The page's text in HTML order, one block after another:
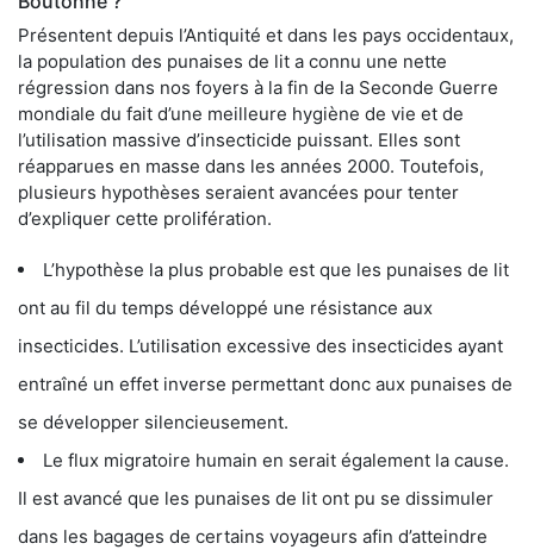
Présentent depuis l’Antiquité et dans les pays occidentaux,
la population des punaises de lit a connu une nette
régression dans nos foyers à la fin de la Seconde Guerre
mondiale du fait d’une meilleure hygiène de vie et de
l’utilisation massive d’insecticide puissant. Elles sont
réapparues en masse dans les années 2000. Toutefois,
plusieurs hypothèses seraient avancées pour tenter
d’expliquer cette prolifération.
L’hypothèse la plus probable est que les punaises de lit
ont au fil du temps développé une résistance aux
insecticides. L’utilisation excessive des insecticides ayant
entraîné un effet inverse permettant donc aux punaises de
se développer silencieusement.
Le flux migratoire humain en serait également la cause.
Il est avancé que les punaises de lit ont pu se dissimuler
dans les bagages de certains voyageurs afin d’atteindre